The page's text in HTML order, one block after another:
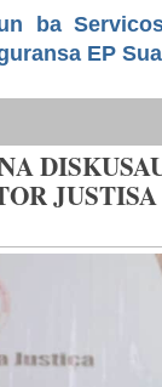
ba
EP
JUSTISA